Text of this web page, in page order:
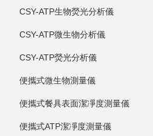
CSY-ATP生物熒光分析儀
CSY-ATP微生物分析儀
CSY-ATP熒光分析儀
便攜式微生物測量儀
便攜式餐具表面潔凈度測量儀
便攜式ATP潔凈度測量儀